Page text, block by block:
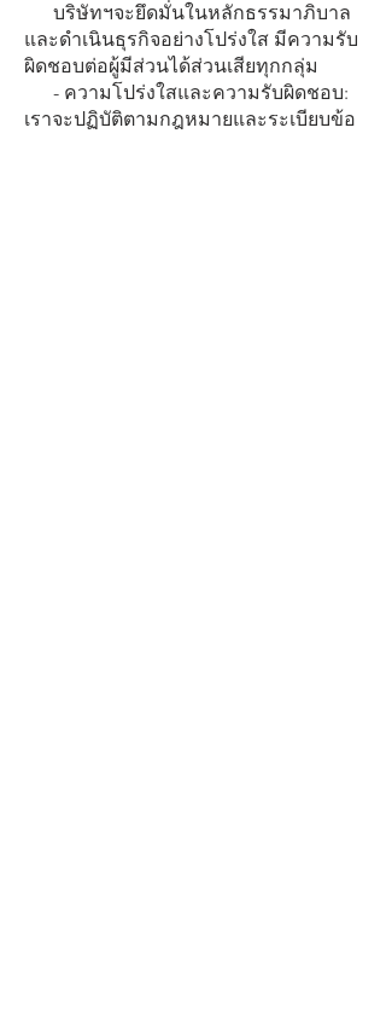
บริษัทฯจะยึดมั่นในหลักธรรมาภิบาล
และดำเนินธุรกิจอย่างโปร่งใส มีความรับ
ผิดชอบต่อผู้มีส่วนได้ส่วนเสียทุกกลุ่ม
- ความโปร่งใสและความรับผิดชอบ:
เราจะปฏิบัติตามกฎหมายและระเบียบข้อ